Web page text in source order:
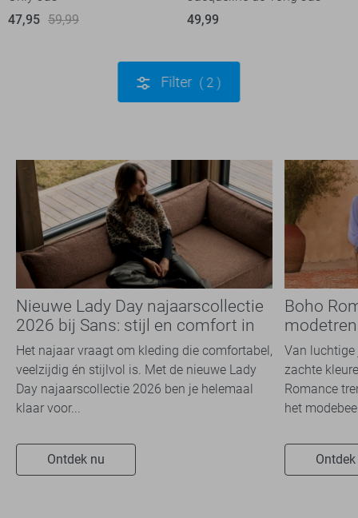
47,95 59,99
49,99
Filter 2
Nieuwe Lady Day najaarscollectie
2026 bij Sans: stijl en comfort in
travelkwaliteit
Het najaar vraagt om kleding die comfortabel,
veelzijdig én stijlvol is. Met de nieuwe Lady
Day najaarscollectie 2026 ben je helemaal
klaar voor...
Ontdek nu
Boho
overal
Van luchtige
zachte
Romance
het